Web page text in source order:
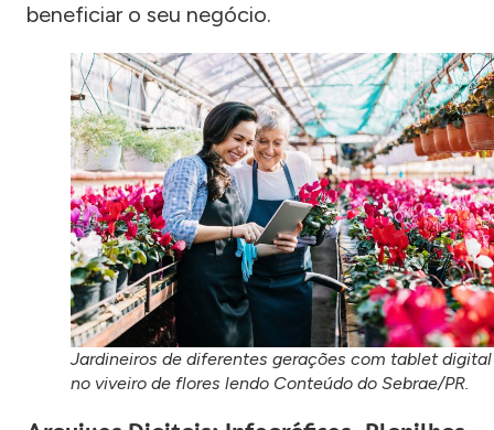
beneficiar o seu negócio.
Jardineiros de diferentes gerações com tablet digital
no viveiro de flores lendo Conteúdo do Sebrae/PR.